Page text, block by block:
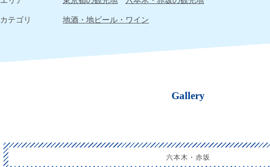
カテゴリ
地酒・地ビール・ワイン
Gallery
六本木・赤坂